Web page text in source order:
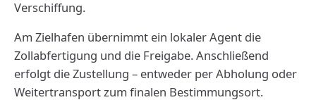
Verschiffung.
Am Zielhafen übernimmt ein lokaler Agent die
Zollabfertigung und die Freigabe. Anschließend
erfolgt die Zustellung – entweder per Abholung oder
Weitertransport zum finalen Bestimmungsort.